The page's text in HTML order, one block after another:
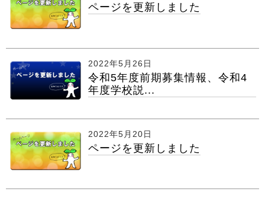
ページを更新しました
2022年5月26日
令和5年度前期募集情報、令和4
年度学校説...
2022年5月20日
ページを更新しました